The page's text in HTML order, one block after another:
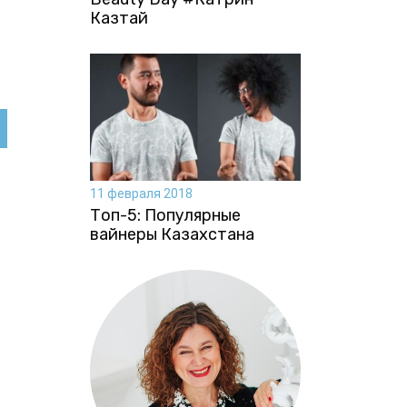
Казтай
11 февраля 2018
Топ-5: Популярные
вайнеры Казахстана